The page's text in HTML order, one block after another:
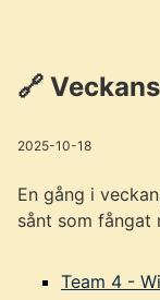
🔗
2025-10-18
En gång i
sånt som fångat
Team 4 -